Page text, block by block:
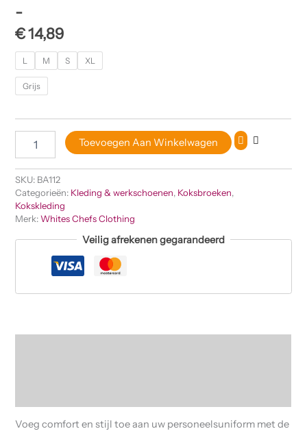
-
€14,89
L M S XL
Grijs
Toevoegen Aan Winkelwagen
SKU: BA112
Categorieën: Kleding & werkschoenen, Koksbroeken,
Kokskleding
Merk:Whites Chefs Clothing
Veilig afrekenen gegarandeerd
Voeg comfort en stijl toe aan uw personeelsuniform met de